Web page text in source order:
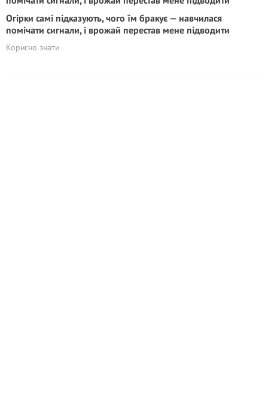
Огірки самі підказують, чого їм бракує — навчилася
помічати сигнали, і врожай перестав мене підводити
Корисно знати